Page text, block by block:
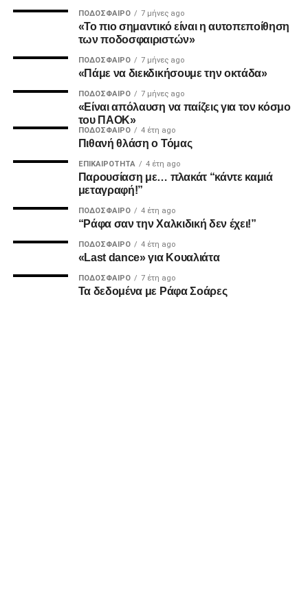
2. Την πιο σίγουρη και την πιο γρήγορη λύση για την
πολύ να δωθεί στον λαό του ΠΑΟΚ.
Και από ότι φαίνεται, ούτε γρήγοροι, ούτε σίγουροι, ούτε
ανεξάρτητοι σταθήκατε.
Επιθυμία λοιπόν του κόσμου που σας στήριξε είναι να
δωθούν ΑΜΕΣΑ αποτελέσματα και λύσεις οι οποίες
υποστηρίζονται από συμπαγής απόψεις και όχι αβάσιμες
τεκμηριώσεις και κομφούζιο καθυστερήσεων για το τι
πραγματικά συμβαίνει με την κληρονομιά του συλλόγου
ΠΟΔΌΣΦΑΙΡΟ 7 μήνες ago
«Το πιο σημαντικό είναι η αυτοπεποίθηση
των ποδοσφαιριστών»
ΠΟΔΌΣΦΑΙΡΟ 7 μήνες ago
«Πάμε να διεκδικήσουμε την οκτάδα»
ΠΟΔΌΣΦΑΙΡΟ 7 μήνες ago
«Είναι απόλαυση να παίζεις για τον κόσμο
του ΠΑΟΚ»
ΠΟΔΌΣΦΑΙΡΟ 4 έτη ago
Πιθανή θλάση ο Τόμας
ΕΠΙΚΑΙΡΌΤΗΤΑ 4 έτη ago
Παρουσίαση με… πλακάτ “κάντε καμιά
μεταγραφή!”
ΠΟΔΌΣΦΑΙΡΟ 4 έτη ago
“Ράφα σαν την Χαλκιδική δεν έχει!”
ΠΟΔΌΣΦΑΙΡΟ 4 έτη ago
«Last dance» για Κουαλιάτα
ΠΟΔΌΣΦΑΙΡΟ 7 έτη ago
Τα δεδομένα με Ράφα Σοάρες